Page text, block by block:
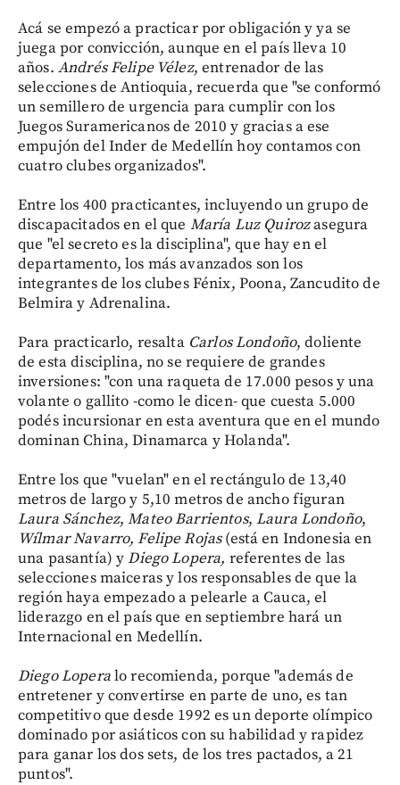
Acá se empezó a practicar por obligación y ya se
juega por convicción, aunque en el país lleva 10
años. Andrés Felipe Vélez, entrenador de las
selecciones de Antioquia, recuerda que "se conformó
un semillero de urgencia para cumplir con los
Juegos Suramericanos de 2010 y gracias a ese
empujón del Inder de Medellín hoy contamos con
cuatro clubes organizados".
Entre los 400 practicantes, incluyendo un grupo de
discapacitados en el que María Luz Quirozasegura
que "el secreto es la disciplina", que hay en el
departamento, los más avanzados son los
integrantes de los clubes Fénix, Poona, Zancudito de
Belmira y Adrenalina.
Para practicarlo, resalta Carlos Londoño, doliente
de esta disciplina, no se requiere de grandes
inversiones: "con una raqueta de 17.000 pesos y una
volante o gallito -como le dicen- que cuesta 5.000
podés incursionar en esta aventura que en el mundo
dominan China, Dinamarca y Holanda".
Entre los que "vuelan" en el rectángulo de 13,40
metros de largo y 5,10 metros de ancho figuran
Laura Sánchez,Mateo Barrientos, Laura Londoño,
Wílmar Navarro, Felipe Rojas(está en Indonesia en
una pasantía) yDiego Lopera, referentes de las
selecciones maiceras y los responsables de que la
región haya empezado a pelearle a Cauca, el
liderazgo en el país que en septiembre hará un
Internacional en Medellín.
Diego Loperalo recomienda, porque "además de
entretener y convertirse en parte de uno, es tan
competitivo que desde 1992 es un deporte olímpico
dominado por asiáticos con su habilidad y rapidez
para ganar los dos sets, de los tres pactados, a 21
puntos".